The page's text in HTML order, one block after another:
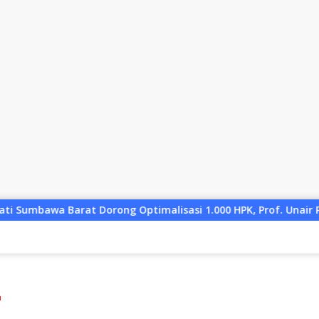
1.000 HPK, Prof. Unair Paparkan Kunci Lahirkan